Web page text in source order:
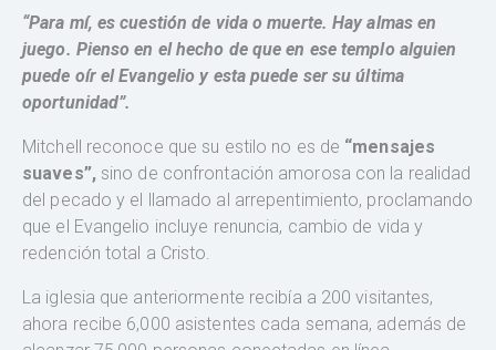
“Para mí, es cuestión de vida o muerte. Hay almas en
juego. Pienso en el hecho de que en ese templo alguien
puede oír el Evangelio y esta puede ser su última
oportunidad”.
Mitchell reconoce que su estilo no es de “mensajes
suaves”,sino de confrontación amorosa con la realidad
del pecado y el llamado al arrepentimiento, proclamando
que el Evangelio incluye renuncia, cambio de vida y
redención total a Cristo.
La iglesia que anteriormente recibía a 200 visitantes,
ahora recibe 6,000 asistentes cada semana, además de